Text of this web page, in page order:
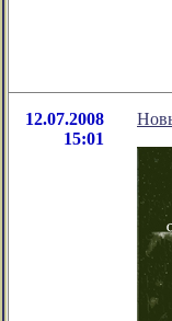
12.07.2008
15:01